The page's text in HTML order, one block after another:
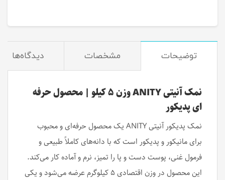
توضیحات مشخصات دیدگاه‌ها
نمک آنیتی ANITY وزن ۵ کیلو | محصول حرفه
ای پدیکور
نمک پدیکور آنیتی ANITY یک محصول حرفه‌ای و محبوب
برای مانیکور و پدیکور است که با دانه‌های کاملاً طبیعی و
فرمول غنی، پوست دست و پا را تمیز، نرم و آماده کار می‌کند.
این محصول در وزن اقتصادی ۵ کیلوگرم عرضه می‌شود و یکی